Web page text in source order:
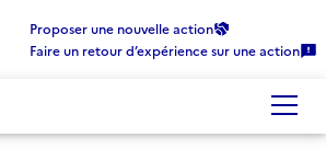
Proposer une nouvelle action
Faire un retour d’expérience sur une action